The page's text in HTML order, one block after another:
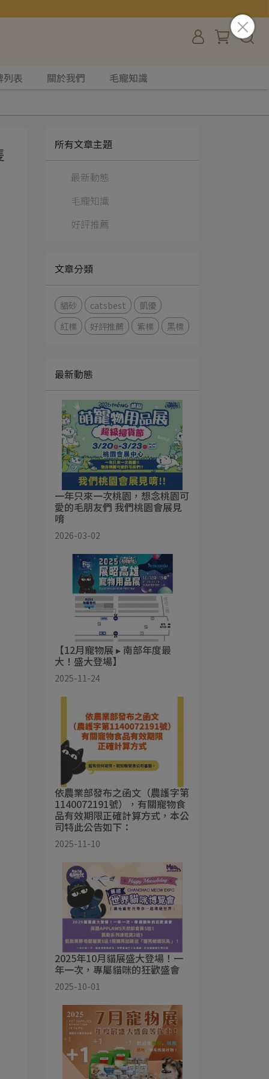
列表 關於我們 毛寵知識
所有文章主題
最新動態
毛寵知識
好評推薦
文章分類
貓砂 catsbest
凱優
紅標
好評推薦 紫標 黑標
最新動態
一年只來一次桃園，想念桃園可
愛的毛朋友們 我們桃園會展見
唷
2026-03-02
【12月寵物展 ▸ 南部年度最
大！盛大登場】
2025-11-24
依農業部發布之函文（農護字第
1140072191號），有關寵物食
品有效期限正確計算方式，本公
司特此公告如下：
2025-11-10
2025年10月貓展盛大登場！一
年一次，專屬貓咪的狂歡盛會
2025-10-01